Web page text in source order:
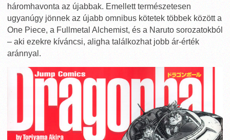
háromhavonta az újabbak. Emellett természetesen
ugyanúgy jönnek az újabb omnibus kötetek többek között a
One Piece, a Fullmetal Alchemist, és a Naruto sorozatokból
– aki ezekre kíváncsi, aligha találkozhat jobb ár-érték
aránnyal.